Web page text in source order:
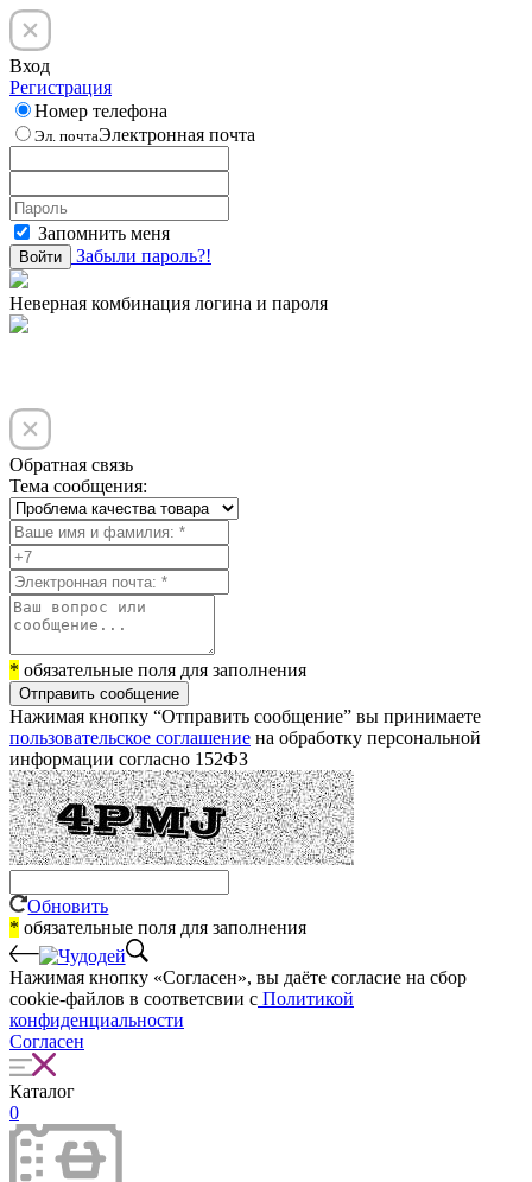
Вход
Регистрация
Номер телефона
Эл. почтаЭлектронная почта
Запомнить меня
Войти Забыли пароль?!
Неверная комбинация логина и пароля
Обратная связь
Тема сообщения:
* обязательные поля для заполнения
Отправить сообщение
Нажимая кнопку “Отправить сообщение” вы принимаете
пользовательское соглашение на обработку персональной
информации согласно 152ФЗ
Обновить
* обязательные поля для заполнения
Нажимая кнопку «Согласен», вы даёте cогласие на сбор
cookie-файлов в соответсвии с Политикой
конфиденциальности
Согласен
Каталог
0